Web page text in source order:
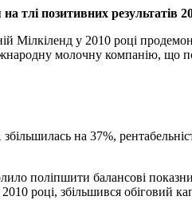
тлі позитивних результатів
у 2010 році
молочну компанію, що
на 37%,
поліпшити балансові
році, збільшився обіговий